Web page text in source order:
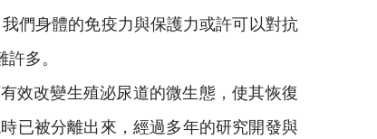
們身體的免疫力與保護力或許可以對抗
多。
效改變生殖泌尿道的微生態，使其恢復
已被分離出來，經過多年的研究開發與